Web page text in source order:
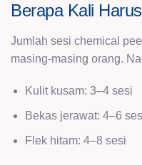
Berapa Kali
Jumlah sesi chemical
masing-masing orang.
Kulit kusam: 3–4 sesi
Bekas jerawat: 4–6
Flek hitam: 4–8 sesi